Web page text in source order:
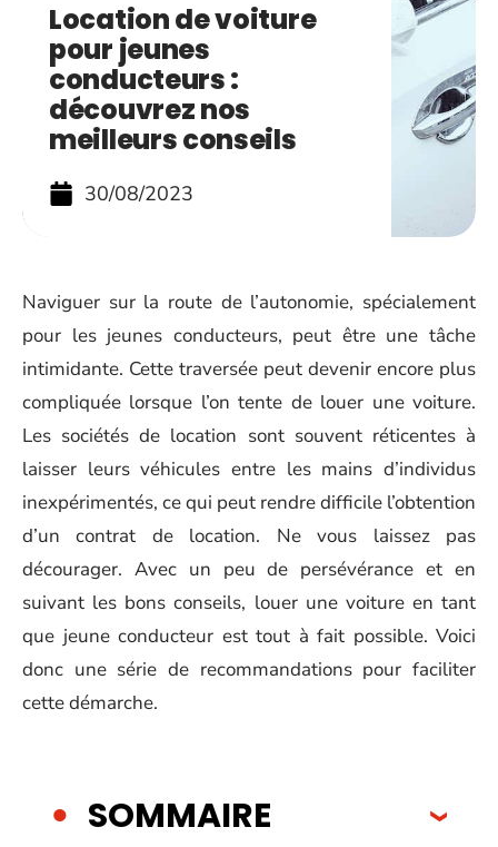
Location de voiture
pour jeunes
conducteurs :
découvrez nos
meilleurs conseils
30/08/2023
Naviguer sur la route de l’autonomie, spécialement
pour les jeunes conducteurs, peut être une tâche
intimidante. Cette traversée peut devenir encore plus
compliquée lorsque l’on tente de louer une voiture.
Les sociétés de location sont souvent réticentes à
laisser leurs véhicules entre les mains d’individus
inexpérimentés, ce qui peut rendre difficile l’obtention
d’un contrat de location. Ne vous laissez pas
décourager. Avec un peu de persévérance et en
suivant les bons conseils, louer une voiture en tant
que jeune conducteur est tout à fait possible. Voici
donc une série de recommandations pour faciliter
cette démarche.
SOMMAIRE